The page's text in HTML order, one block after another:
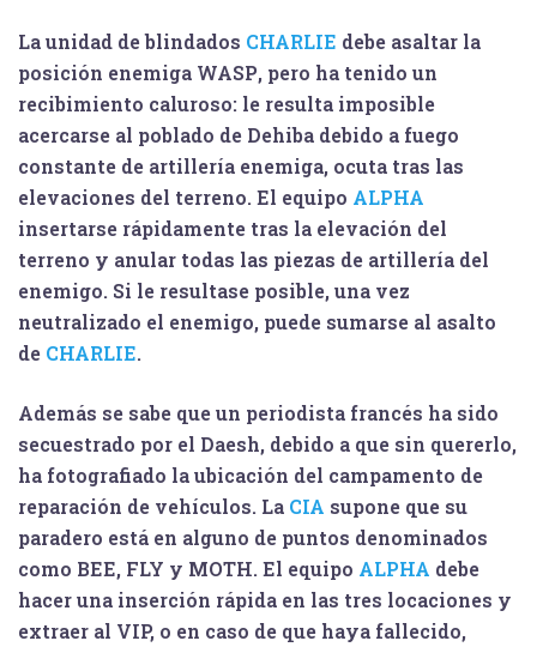
La unidad de blindados CHARLIE debe asaltar la
posición enemiga WASP, pero ha tenido un
recibimiento caluroso: le resulta imposible
acercarse al poblado de Dehiba debido a fuego
constante de artillería enemiga, ocuta tras las
elevaciones del terreno. El equipo ALPHA
insertarse rápidamente tras la elevación del
terreno y anular todas las piezas de artillería del
enemigo. Si le resultase posible, una vez
neutralizado el enemigo, puede sumarse al asalto
de CHARLIE.
Además se sabe que un periodista francés ha sido
secuestrado por el Daesh, debido a que sin quererlo,
ha fotografiado la ubicación del campamento de
reparación de vehículos. La CIA supone que su
paradero está en alguno de puntos denominados
como BEE, FLY y MOTH. El equipo ALPHA debe
hacer una inserción rápida en las tres locaciones y
extraer al VIP, o en caso de que haya fallecido,